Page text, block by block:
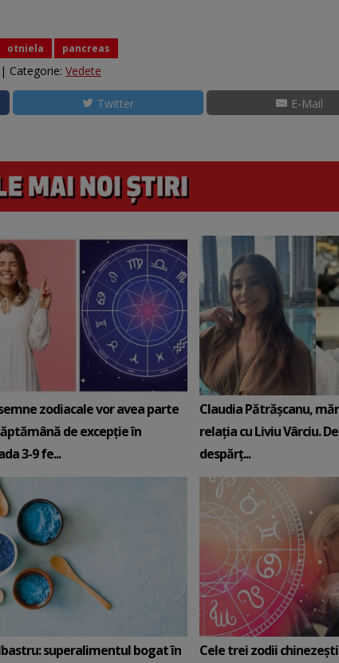
otniela pancreas
| Categorie: Vedete
Twitter E-Mail
zodiacale vor avea parte
de excepție în
3-9 fe...
Claudia Pătrășcanu,
relația cu Liviu Vârciu.
despărț...
superalimentul bogat în Cele trei zodii